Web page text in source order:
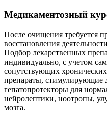
Медикаментозный
После очищения требуется
восстановления
Подбор лекарственных
индивидуально, с учетом
сопутствующих
препараты, стимулирующие
гепатопротекторы для
нейролептики, ноотропы,
мозга.